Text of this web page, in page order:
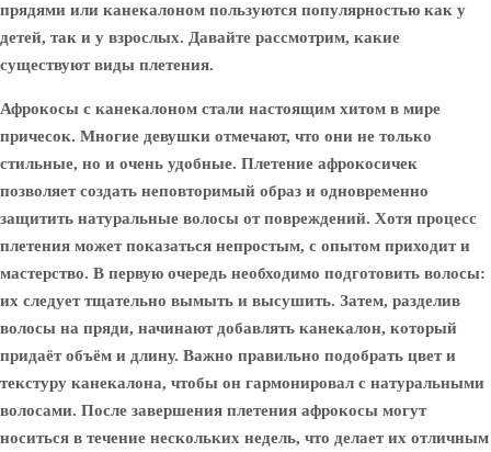
прядями или канекалоном пользуются популярностью как у
детей, так и у взрослых. Давайте рассмотрим, какие
существуют виды плетения.
Афрокосы с канекалоном стали настоящим хитом в мире
причесок. Многие девушки отмечают, что они не только
стильные, но и очень удобные. Плетение афрокосичек
позволяет создать неповторимый образ и одновременно
защитить натуральные волосы от повреждений. Хотя процесс
плетения может показаться непростым, с опытом приходит и
мастерство. В первую очередь необходимо подготовить волосы:
их следует тщательно вымыть и высушить. Затем, разделив
волосы на пряди, начинают добавлять канекалон, который
придаёт объём и длину. Важно правильно подобрать цвет и
текстуру канекалона, чтобы он гармонировал с натуральными
волосами. После завершения плетения афрокосы могут
носиться в течение нескольких недель, что делает их отличным